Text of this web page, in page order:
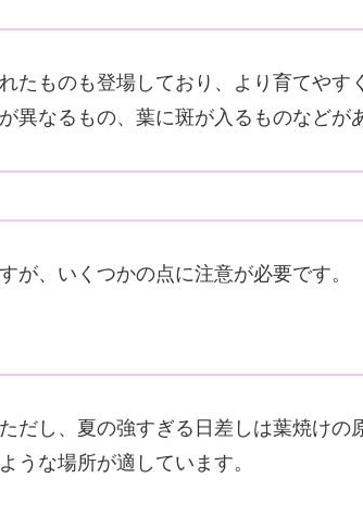
たものも登場しており、より育てやす
異なるもの、葉に斑が入るものなどが
が、いくつかの点に注意が必要です。
だし、夏の強すぎる日差しは葉焼けの
うな場所が適しています。